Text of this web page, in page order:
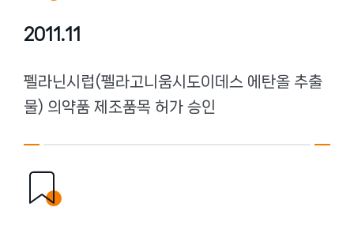
2011.11
펠라닌시럽(펠라고니움시도이데스 에탄올 추출
물) 의약품 제조품목 허가 승인